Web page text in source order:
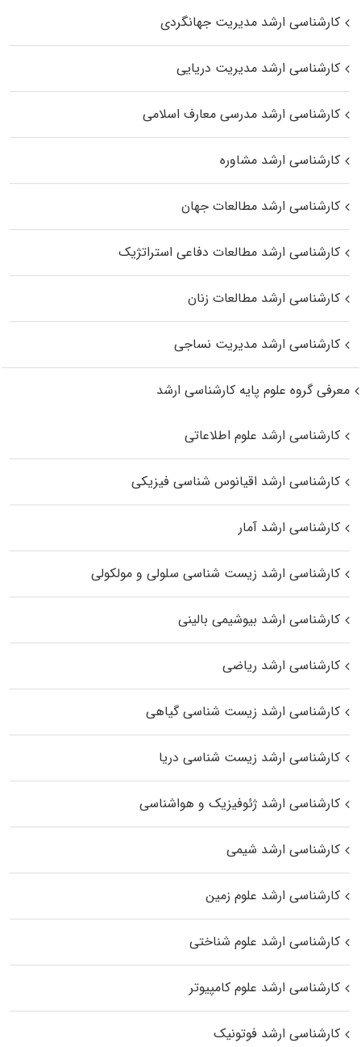
کارشناسی ارشد مدیریت جهانگردی
کارشناسی ارشد مدیریت دریایی
کارشناسی ارشد مدرسی معارف اسلامی
کارشناسی ارشد مشاوره
کارشناسی ارشد مطالعات جهان
کارشناسی ارشد مطالعات دفاعی استراتژیک
کارشناسی ارشد مطالعات زنان
کارشناسی ارشد مدیریت نساجی
معرفی گروه علوم پایه کارشناسی ارشد
کارشناسی ارشد علوم اطلاعاتی
کارشناسی ارشد اقیانوس‌ شناسی فیزیکی
کارشناسی ارشد آمار
کارشناسی ارشد زیست شناسی سلولی و مولکولی
کارشناسی ارشد بیوشیمی بالینی
کارشناسی ارشد ریاضی
کارشناسی ارشد زیست‌ شناسی گیاهی
کارشناسی ارشد زیست‌ شناسی دریا
کارشناسی ارشد ژئوفیزیک و هواشناسی
کارشناسی ارشد شیمی
کارشناسی ارشد علوم زمین
کارشناسی ارشد علوم شناختی
کارشناسی ارشد علوم کامپیوتر
کارشناسی ارشد فوتونیک